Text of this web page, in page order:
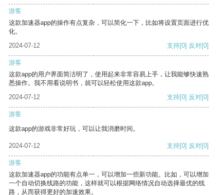
游客
这款加速器app的操作有点复杂，可以简化一下，比如将设置页面进行优
化。
2024-07-12
支持[0] 反对[0]
游客
这款app的用户界面简洁明了，使用起来非常容易上手，让我能够快速熟
悉操作。我不用看说明书，就可以轻松使用这款app。
2024-07-12
支持[0] 反对[0]
游客
这款app的游戏非常好玩，可以让我消磨时间。
2024-07-12 支持[0] 反对[0]
游客
这款加速器app的功能有点单一，可以增加一些新功能。比如，可以增加
一个自动切换线路的功能，这样就可以根据网络情况自动选择最优的线
路，从而获得更好的加速效果。